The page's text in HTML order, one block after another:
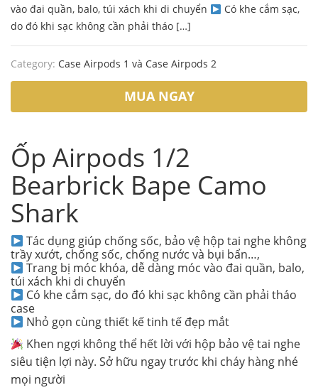
vào đai quần, balo, túi xách khi di chuyển
Có khe cắm sạc,
do đó khi sạc không cần phải tháo […]
Category: Case Airpods 1 và Case Airpods 2
MUA NGAY
Ốp Airpods 1/2
Bearbrick Bape Camo
Shark
Tác dụng giúp chống sốc, bảo vệ hộp tai nghe không
trầy xướt, chống sốc, chống nước và bụi bẩn…,
Trang bị móc khóa, dễ dàng móc vào đai quần, balo,
túi xách khi di chuyển
Có khe cắm sạc, do đó khi sạc không cần phải tháo
case
Nhỏ gọn cùng thiết kế tinh tế đẹp mắt
Khen ngợi không thể hết lời với hộp bảo vệ tai nghe
siêu tiện lợi này. Sở hữu ngay trước khi cháy hàng nhé
mọi người